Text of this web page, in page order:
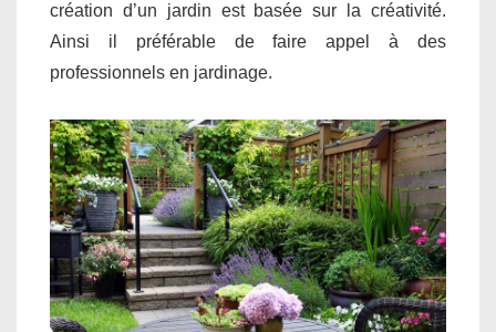
création d’un jardin est basée sur la créativité.
Ainsi il préférable de faire appel à des
professionnels en jardinage.